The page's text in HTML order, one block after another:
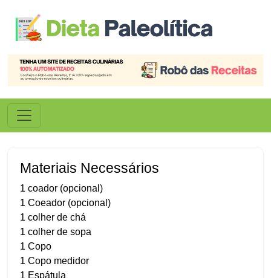
Materiais Necessários
1 coador (opcional)
1 Coeador (opcional)
1 colher de chá
1 colher de sopa
1 Copo
1 Copo medidor
1 Espátula